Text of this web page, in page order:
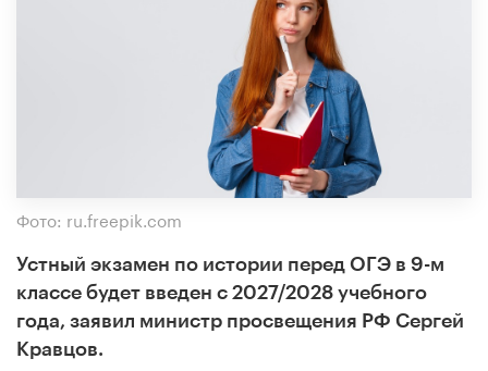
Фото: ru.freepik.com
Устный экзамен по истории перед ОГЭ в 9-м
классе будет введен с 2027/2028 учебного
года, заявил министр просвещения РФ Сергей
Кравцов.